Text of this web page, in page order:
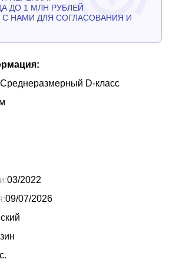
ДО 1 МЛН РУБЛЕЙ
НАМИ ДЛЯ СОГЛАСОВАНИЯ И
Среднеразмерный D-класс
03/2022
09/07/2026